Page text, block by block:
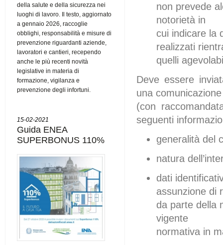
della salute e della sicurezza nei
luoghi di lavoro. Il testo, aggiornato
a gennaio 2026, raccoglie
obblighi, responsabilità e misure di
prevenzione riguardanti aziende,
lavoratori e cantieri, recependo
anche le più recenti novità
legislative in materia di
formazione, vigilanza e
prevenzione degli infortuni.
15-02-2021
Guida ENEA
SUPERBONUS 110%
non prevede
notorietà in
cui indicare la
realizzati
quelli
Deve essere
una comunicazione
(con
seguenti
generalità del
natura
dati
assunzione di
da parte della
vigente
normativa in